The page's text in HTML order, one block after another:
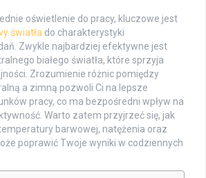
oświetlenie do pracy, kluczowe jest
światła do charakterystyki
Zwykle najbardziej efektywne jest
białego światła, które sprzyja
Zrozumienie różnic pomiędzy
a zimną pozwoli Ci na lepsze
pracy, co ma bezpośredni wpływ na
Warto zatem przyjrzeć się, jak
barwowej, natężenia oraz
poprawić Twoje wyniki w codziennych